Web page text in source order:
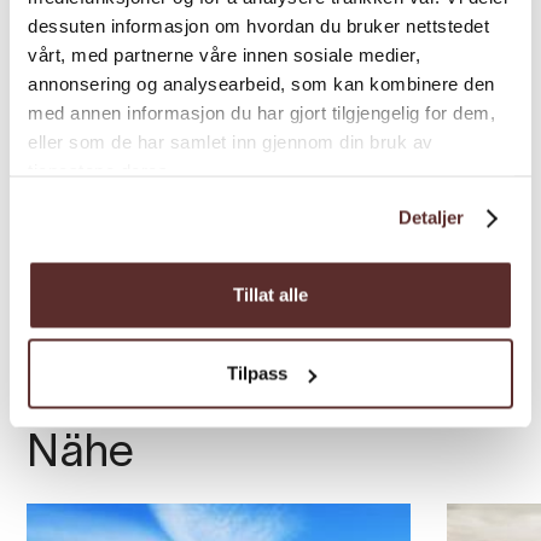
dessuten informasjon om hvordan du bruker nettstedet
vårt, med partnerne våre innen sosiale medier,
annonsering og analysearbeid, som kan kombinere den
med annen informasjon du har gjort tilgjengelig for dem,
eller som de har samlet inn gjennom din bruk av
Detaljer
Tillat alle
Tilpass
Übernachtungen in der
Nähe